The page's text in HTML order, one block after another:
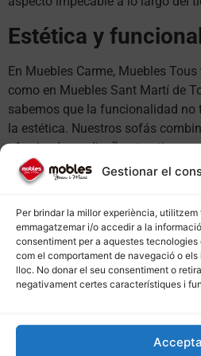
Gestionar el
Per brindar la millor experiència,
emmagatzemar i/o accedir a la
consentiment per a aquestes
com el comportament de navegació o
lloc. No donar el seu consentiment o
negativament certes característiques i
Accepta
Estética y
En Muebles Carme, Muebles
como en Muebles Sant Martí de
sabemos que la funcionalidad no
la estética. Nuestros sofás
ofreciendo un diseño atractivo y
resistentes y duraderas,
colores y estilos para adaptarse a
Consejos
cuidado
Mantener el sofá limpio y en
regular con un paño húmedo y la